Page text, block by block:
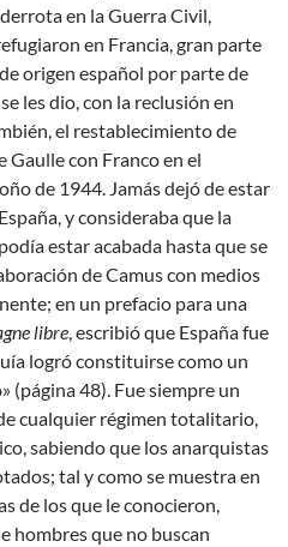
en la Guerra Civil,
en Francia, gran parte
origen español por parte de
les dio, con la reclusión en
el restablecimiento de
Gaulle con Franco en el
de 1944. Jamás dejó de estar
y consideraba que la
estar acabada hasta que se
de Camus con medios
en un prefacio para una
libre, escribió que España fue
logró constituirse como un
(página 48). Fue siempre un
cualquier régimen totalitario,
sabiendo que los anarquistas
tal y como se muestra en
de los que le conocieron,
hombres que no buscan